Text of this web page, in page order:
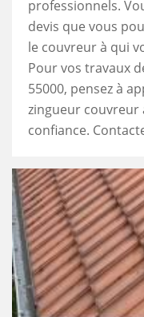
professionnels.
devis que vous
le couvreur à qui
Pour vos travaux
55000, pensez à
zingueur couvreur
confiance.